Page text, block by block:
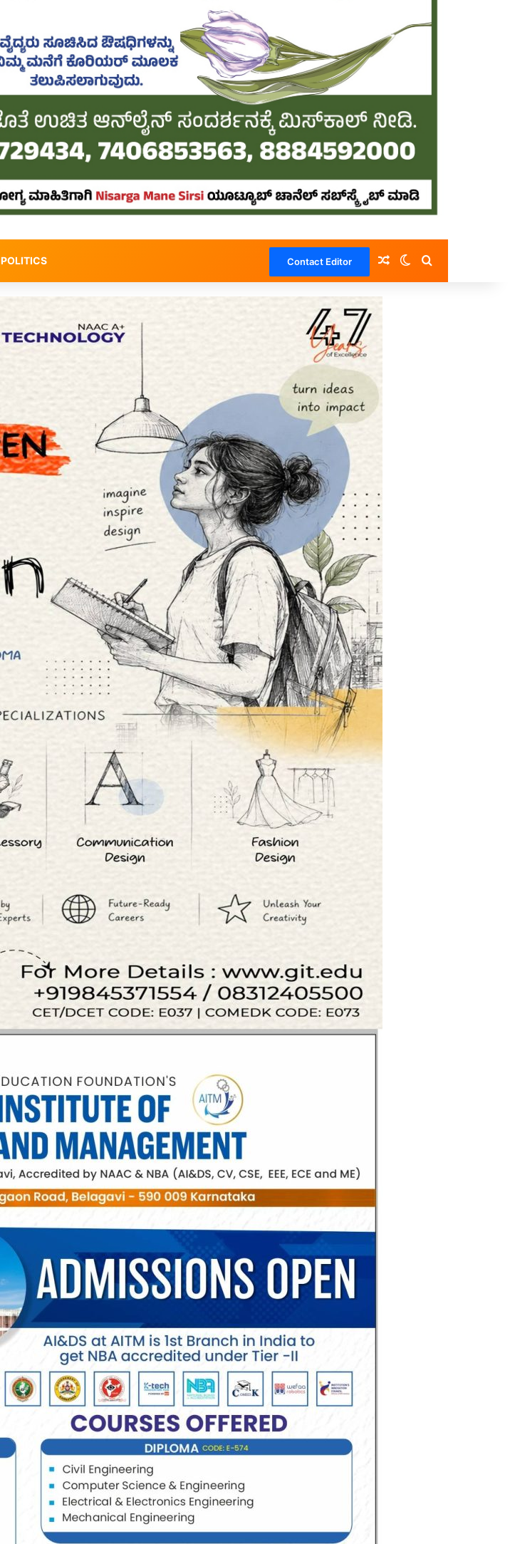
POLITICS Contact Editor Random Article
Switch skin
Search for